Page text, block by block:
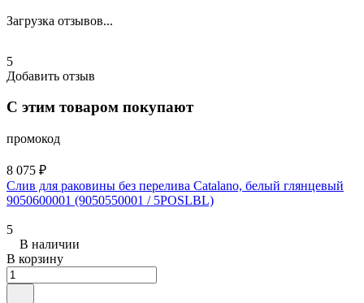
Загрузка отзывов...
5
Добавить отзыв
С этим товаром покупают
промокод
8 075 ₽
Слив для раковины без перелива Catalano, белый глянцевый
9050600001 (9050550001 / 5POSLBL)
5
В наличии
В корзину